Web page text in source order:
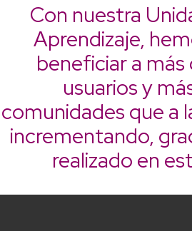
Con nuestra
Aprendizaje,
beneficiar a
usuarios y
comunidades que a
incrementando,
realizado en